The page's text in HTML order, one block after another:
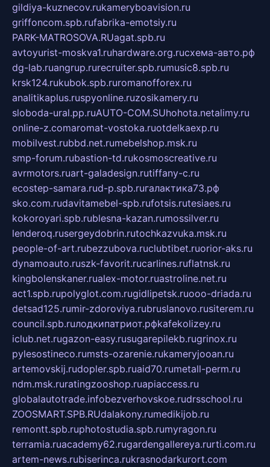
gildiya-kuznecov.rukameryboavision.ru
griffoncom.spb.rufabrika-emotsiy.ru
PARK-MATROSOVA.RUagat.spb.ru
avtoyurist-moskva1.ruhardware.org.ruсхема-авто.рф
dg-lab.ruangrup.rurecruiter.spb.rumusic8.spb.ru
krsk124.rukubok.spb.ruromanofforex.ru
analitikaplus.ruspyonline.ruzosikamery.ru
sloboda-ural.pp.ruAUTO-COM.SUhohota.netalimy.ru
online-z.comaromat-vostoka.ruotdelkaexp.ru
mobilvest.rubbd.net.rumebelshop.msk.ru
smp-forum.rubastion-td.rukosmoscreative.ru
avrmotors.ruart-galadesign.rutiffany-c.ru
ecostep-samara.rud-p.spb.ruгалактика73.рф
sko.com.rudavitamebel-spb.rufotsis.rutesiaes.ru
kokoroyari.spb.rublesna-kazan.rumossilver.ru
lenderoq.rusergeydobrin.rutochkazvuka.msk.ru
people-of-art.rubezzubova.ruclubtibet.ruorior-aks.ru
dynamoauto.ruszk-favorit.rucarlines.ruflatnsk.ru
kingbolenskaner.rualex-motor.ruastroline.net.ru
act1.spb.rupolyglot.com.rugidlipetsk.ruooo-driada.ru
detsad125.rumir-zdoroviya.rubruslanovo.rusiterem.ru
council.spb.ruлодкипатриот.рфkafekolizey.ru
iclub.net.rugazon-easy.rusugarepilekb.rugrinox.ru
pylesostineco.rumsts-ozarenie.rukameryjooan.ru
artemovskij.rudopler.spb.ruaid70.rumetall-perm.ru
ndm.msk.ruratingzooshop.ruapiaccess.ru
globalautotrade.infobezverhovskoe.rudrsschool.ru
ZOOSMART.SPB.RUdalakony.rumedikijob.ru
remontt.spb.ruphotostudia.spb.rumyragon.ru
terramia.ruacademy62.rugardengallereya.rurti.com.ru
artem-news.rubiserinca.rukrasnodarkurort.com